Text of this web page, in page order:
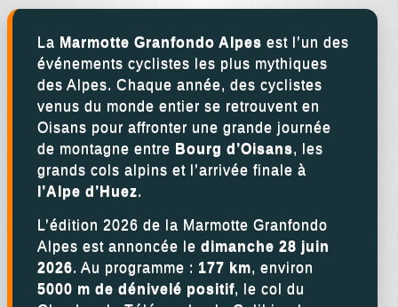
La Marmotte Granfondo Alpes est l’un des
événements cyclistes les plus mythiques
des Alpes. Chaque année, des cyclistes
venus du monde entier se retrouvent en
Oisans pour affronter une grande journée
de montagne entre Bourg d’Oisans, les
grands cols alpins et l’arrivée finale à
l’Alpe d’Huez.
L’édition 2026 de la Marmotte Granfondo
Alpes est annoncée ledimanche 28 juin
2026. Au programme : 177 km, environ
5000 m de dénivelé positif, le col du